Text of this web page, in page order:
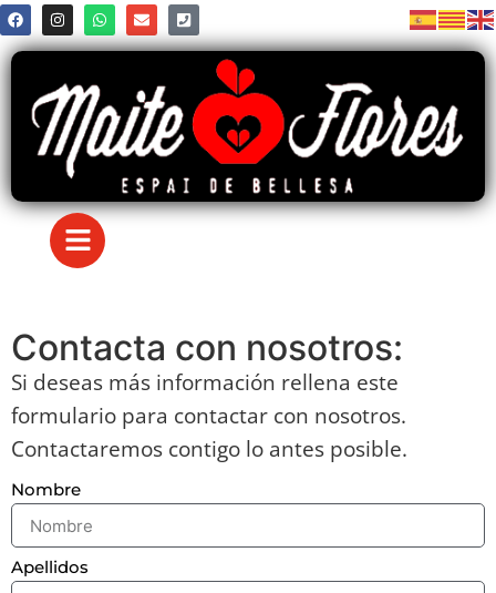
Contacta con nosotros:
Si deseas más información rellena este
formulario para contactar con nosotros.
Contactaremos contigo lo antes posible.
Nombre
Apellidos